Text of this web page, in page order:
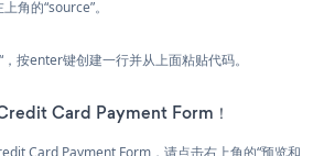
角的“source”。
按enter键创建一行并从上面粘贴代码。
Card Payment Form！
Card Payment Form，请点击右上角的“预览和